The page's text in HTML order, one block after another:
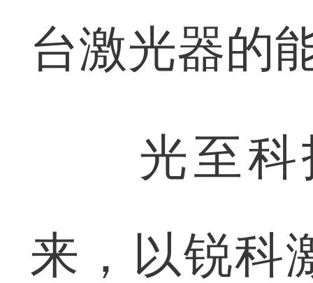
台激光器的
光至科技
来，以锐科